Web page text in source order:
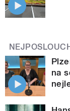
na